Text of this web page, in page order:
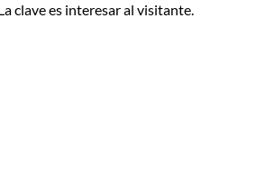
clave es interesar al visitante.